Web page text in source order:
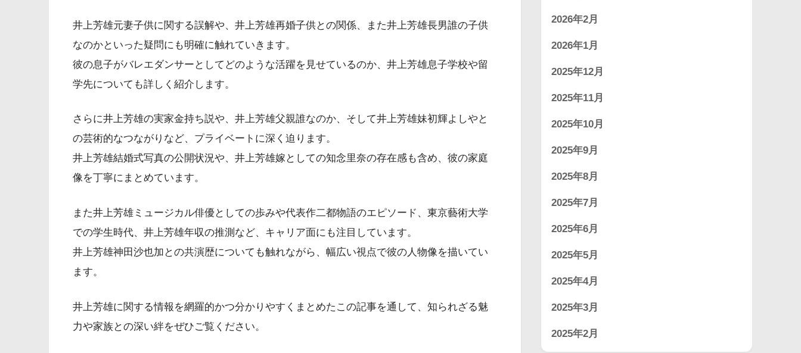
井上芳雄元妻子供に関する誤解や、井上芳雄再婚子供との関係、また井上芳雄長男誰の子供
なのかといった疑問にも明確に触れていきます。
彼の息子がバレエダンサーとしてどのような活躍を見せているのか、井上芳雄息子学校や留
学先についても詳しく紹介します。
さらに井上芳雄の実家金持ち説や、井上芳雄父親誰なのか、そして井上芳雄妹初輝よしやと
の芸術的なつながりなど、プライベートに深く迫ります。
井上芳雄結婚式写真の公開状況や、井上芳雄嫁としての知念里奈の存在感も含め、彼の家庭
像を丁寧にまとめています。
また井上芳雄ミュージカル俳優としての歩みや代表作二都物語のエピソード、東京藝術大学
での学生時代、井上芳雄年収の推測など、キャリア面にも注目しています。
井上芳雄神田沙也加との共演歴についても触れながら、幅広い視点で彼の人物像を描いてい
ます。
井上芳雄に関する情報を網羅的かつ分かりやすくまとめたこの記事を通して、知られざる魅
力や家族との深い絆をぜひご覧ください。
2026年2月
2026年1月
2025年12月
2025年11月
2025年10月
2025年9月
2025年8月
2025年7月
2025年6月
2025年5月
2025年4月
2025年3月
2025年2月